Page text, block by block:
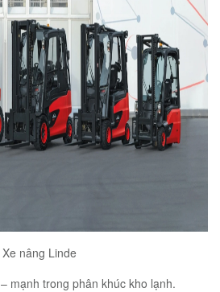
Xe nâng Linde
– mạnh trong phân khúc kho lạnh.